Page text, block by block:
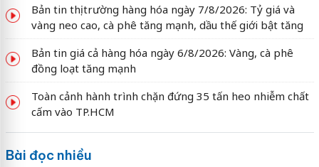
Bản tin thị trường hàng hóa ngày 7/8/2026: Tỷ giá và
vàng neo cao, cà phê tăng mạnh, dầu thế giới bật tăng
Bản tin giá cả hàng hóa ngày 6/8/2026: Vàng, cà phê
đồng loạt tăng mạnh
Toàn cảnh hành trình chặn đứng 35 tấn heo nhiễm chất
cấm vào TP.HCM
Bài đọc nhiều